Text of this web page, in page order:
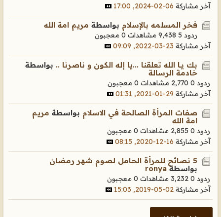
آخر مشاركة 06-02-2024, 17:00
فخر المسلمه بالإسلام بواسطة مريم امة الله
ردود 5 9,438 مشاهدات
0 معجبون
آخر مشاركة 23-03-2022, 09:09
بك يــا الله تعلقنا ...يا إله الكون و ناصرنا .. بواسطة
خادمة الرسالة
ردود 0 2,770 مشاهدات
0 معجبون
آخر مشاركة 29-01-2021, 01:31
صفات المرأة الصالحة في الاسلام بواسطة مريم
امة الله
ردود 0 2,855 مشاهدات
0 معجبون
آخر مشاركة 16-12-2020, 08:15
5 نصائح للمرأة الحامل لصوم شهر رمضان
بواسطةronya
ردود 0 3,232 مشاهدات
0 معجبون
آخر مشاركة 02-05-2019, 15:03